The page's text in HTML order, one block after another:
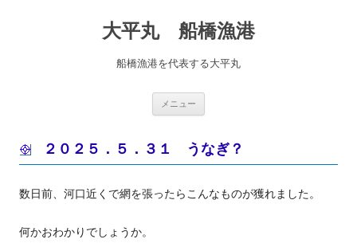
大平丸 船橋漁港
船橋漁港を代表する大平丸
メニュー
２０２５．５．３１ うなぎ？
数日前、河口近くで網を張ったらこんなものが獲れました。
何かおわかりでしょうか。